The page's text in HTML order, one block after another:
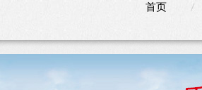
首页